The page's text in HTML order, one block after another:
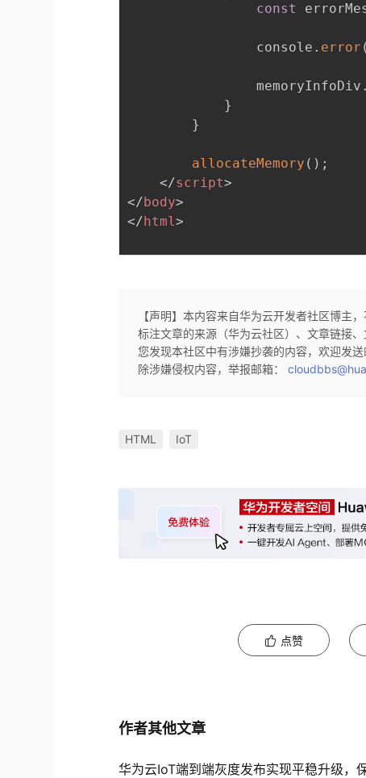
const
                console
. error (
                memoryInfoDiv
.
}
}
allocateMemory ( ) ;
</script>
</body>
</html>
【声明】本内容来自华为云开发者社区博主
标注文章的来源（华为云社区）、文章链接
您发现本社区中有涉嫌抄袭的内容，欢迎发
除涉嫌侵权内容，举报邮箱：
HTML IoT
点赞
作者其他文章
华为云IoT端到端灰度发布实现平稳升级，